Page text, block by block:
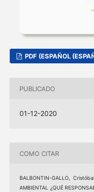
PDF (ESPAÑOL
PUBLICADO
01-12-2020
COMO CITAR
BALBONTIN-GALLO,
AMBIENTAL ¿QUÉ